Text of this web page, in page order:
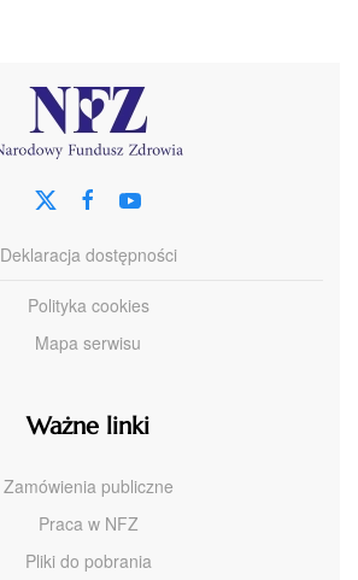
Deklaracja dostępności
Polityka cookies
Mapa serwisu
Ważne linki
Zamówienia publiczne
Praca w NFZ
Pliki do pobrania